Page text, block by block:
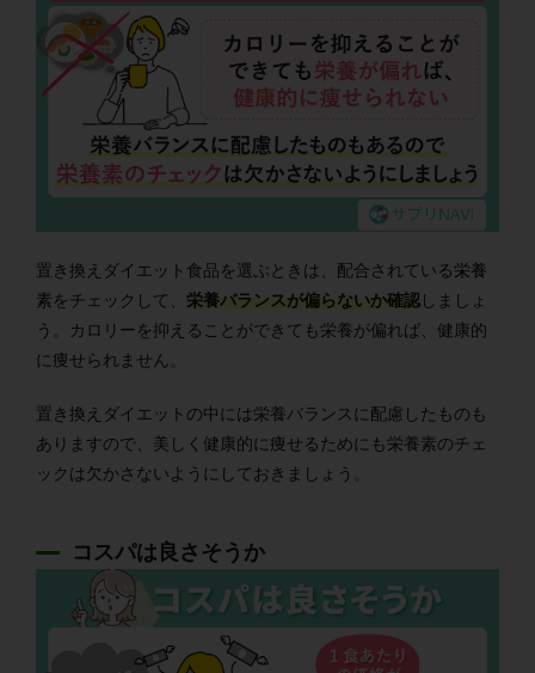
置き換えダイエット食品を選ぶときは、配合されている栄養
素をチェックして、 栄養バランスが偏らないか確認しましょ
う。カロリーを抑えることができても栄養が偏れば、健康的
に痩せられません。
置き換えダイエットの中には栄養バランスに配慮したものも
ありますので、美しく健康的に痩せるためにも栄養素のチェ
ックは欠かさないようにしておきましょう。
コスパは良さそうか